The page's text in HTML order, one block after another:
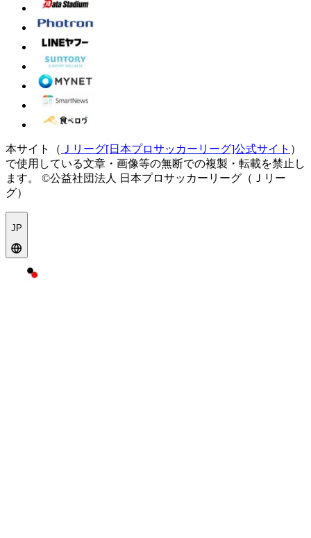
本サイト（ Ｊリーグ[日本プロサッカーリーグ]公式サイト ）
で使用している文章・画像等の無断での複製・転載を禁止し
ます。
©公益社団法人 日本プロサッカーリーグ（Ｊリー
グ）
JP